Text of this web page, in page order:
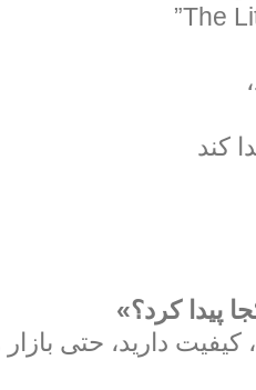
کند
پیدا کرد؟»
کیفیت دارید، حتی